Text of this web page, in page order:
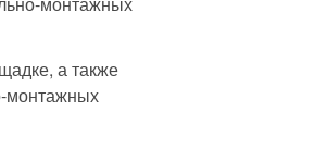
а также
монтажных